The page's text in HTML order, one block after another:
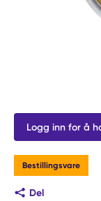
Logg inn for å
Bestillingsvare
Del